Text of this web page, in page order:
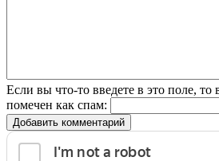
Если вы что-то введете в это поле,
помечен как спам:
Добавить комментарий